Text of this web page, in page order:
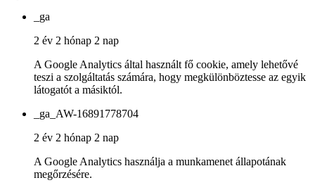
_ga
2 év 2 hónap 2 nap
A Google Analytics által használt fő cookie, amely lehetővé
teszi a szolgáltatás számára, hogy megkülönböztesse az egyik
látogatót a másiktól.
_ga_AW-16891778704
2 év 2 hónap 2 nap
A Google Analytics használja a munkamenet állapotának
megőrzésére.